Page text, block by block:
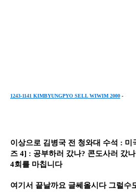
1243-1141 KIMBYUNGPYO SELL WIWIM 2000 -
이상으로 김병국 전 청와대 수석 : 미
즈 4] : 공부하러 갔나? 콘도사러 갔나
4회를 마칩니다
여기서 끝날까요 글쎄올시다 그럴수